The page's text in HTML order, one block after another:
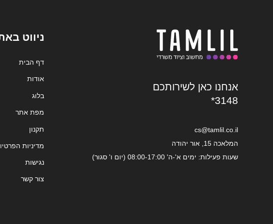
אנחנו כאן לשירותכם
*3148
cs@tamlil.co.il
המלאכה 15, אור יהודה
שעות פעילות: ימים א'-ה' 08:00-17:00 (יום ו' סגור)
ניווט
דף הבית
אודות
בלוג
מפת אתר
תקנון
מדיניות
נגישות
צור קשר